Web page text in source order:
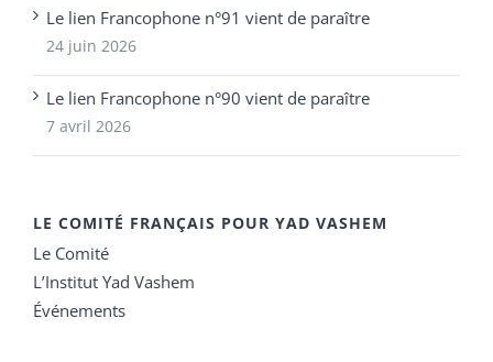
Le lien Francophone n°91 vient de paraître
24 juin 2026
Le lien Francophone n°90 vient de paraître
7 avril 2026
LE COMITÉ FRANÇAIS POUR YAD VASHEM
Le Comité
L’Institut Yad Vashem
Événements